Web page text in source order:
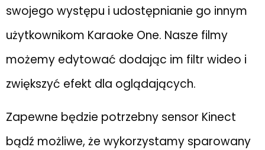
swojego występu i udostępnianie go innym
użytkownikom Karaoke One. Nasze filmy
możemy edytować dodając im filtr wideo i
zwiększyć efekt dla oglądających.
Zapewne będzie potrzebny sensor Kinect
bądź możliwe, że wykorzystamy sparowany